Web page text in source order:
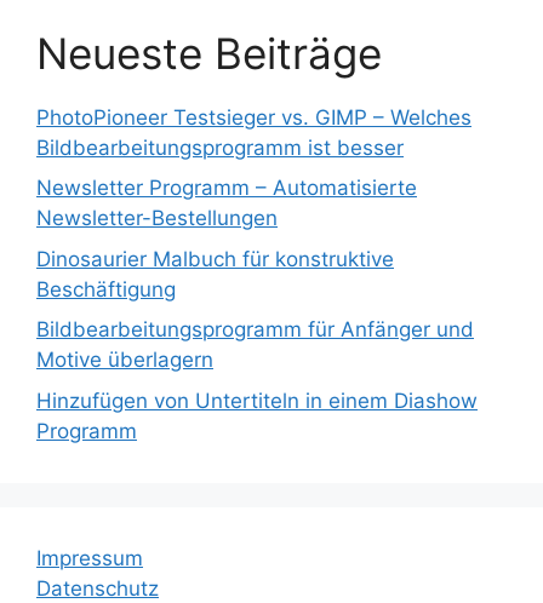
Neueste Beiträge
PhotoPioneer Testsieger vs. GIMP – Welches
Bildbearbeitungsprogramm ist besser
Newsletter Programm – Automatisierte
Newsletter-Bestellungen
Dinosaurier Malbuch für konstruktive
Beschäftigung
Bildbearbeitungsprogramm für Anfänger und
Motive überlagern
Hinzufügen von Untertiteln in einem Diashow
Programm
Impressum
Datenschutz